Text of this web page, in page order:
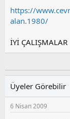
https://
alan.1980/
İYİ ÇALIŞMALAR
Üyeler Görebilir
6 Nisan 2009